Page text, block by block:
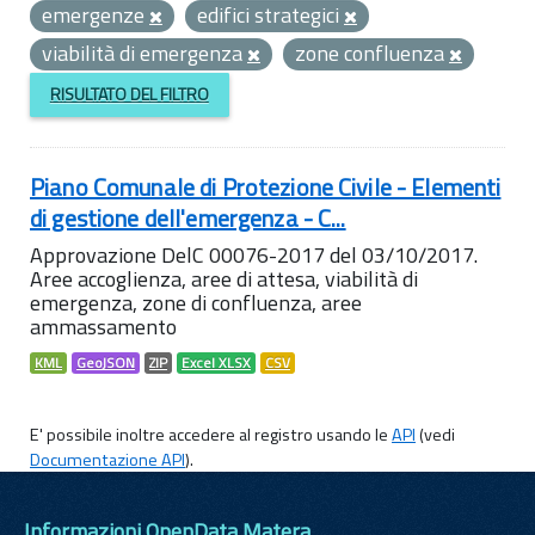
emergenze
edifici strategici
viabilità di emergenza
zone confluenza
RISULTATO DEL FILTRO
Piano Comunale di Protezione Civile - Elementi
di gestione dell'emergenza - C...
Approvazione DelC 00076-2017 del 03/10/2017.
Aree accoglienza, aree di attesa, viabilità di
emergenza, zone di confluenza, aree
ammassamento
KML GeoJSON ZIP Excel XLSX CSV
E' possibile inoltre accedere al registro usando leAPI(vedi
Documentazione API).